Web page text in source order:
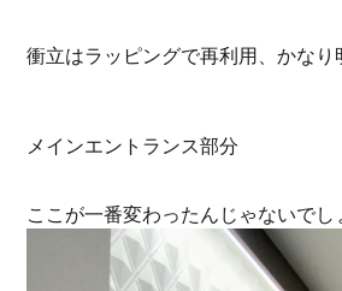
衝立はラッピングで再利用、かなり
メインエントランス部分
ここが一番変わったんじゃないでし